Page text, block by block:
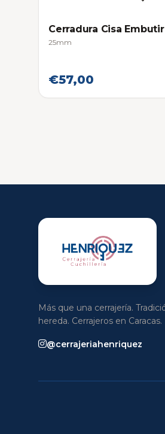
Cerradura Cisa Embutir
25mm
€57,00
Más que una cerrajería.
hereda. Cerrajeros en Caracas.
@cerrajeriahenriquez